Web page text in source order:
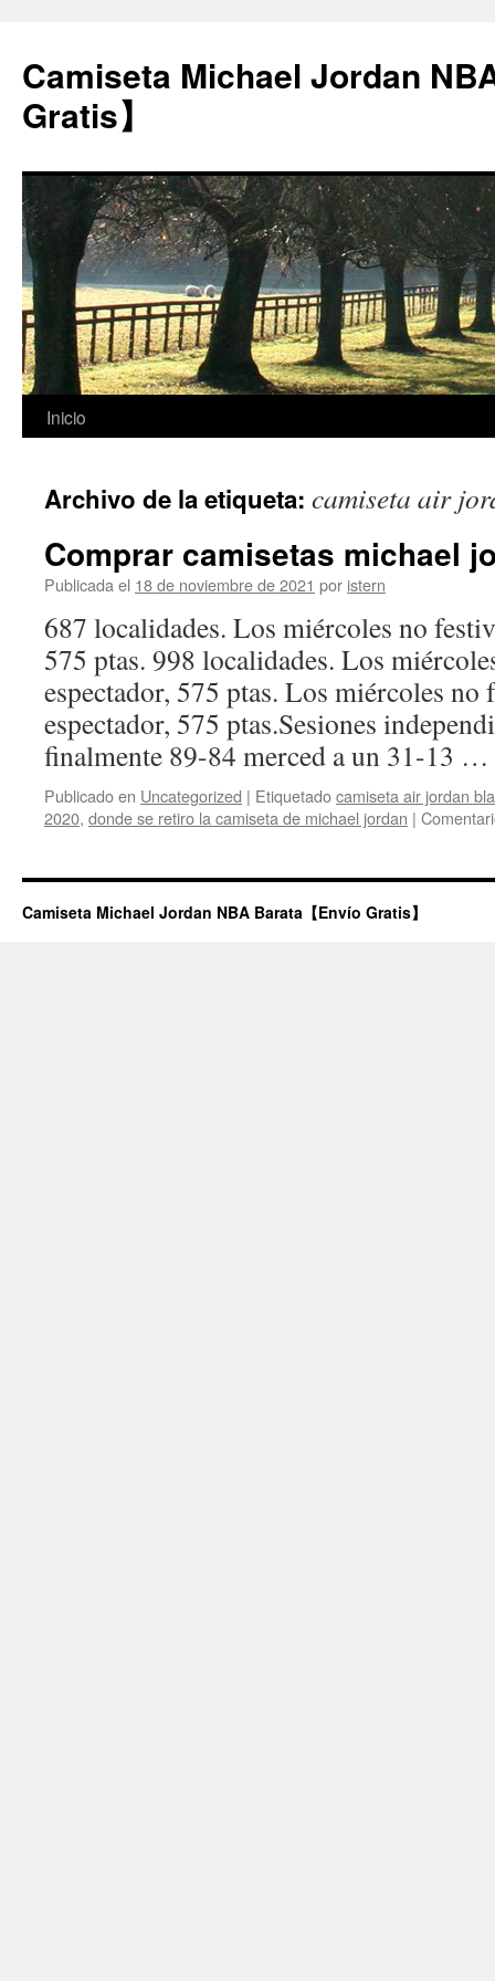
Camiseta Michael Jordan
Gratis】
Saltar
contenido
Inicio
Archivo de la etiqueta: camiseta air
Comprar camisetas michael
Publicada el 18 de noviembre de 2021 por istern
687 localidades. Los miércoles no
575 ptas. 998 localidades. Los
espectador, 575 ptas. Los miércoles no
espectador, 575 ptas.Sesiones
finalmente 89-84 merced a un 31-13 …
Publicado en Uncategorized | Etiquetadocamiseta air jordan
2020, donde se retiro la camiseta de michael jordan |
Camiseta Michael Jordan NBA Barata【Envío Gratis】